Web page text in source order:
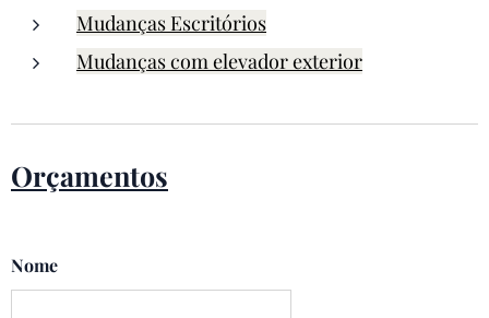
Mudanças Escritórios
Mudanças com elevador exterior
Orçamentos
Nome